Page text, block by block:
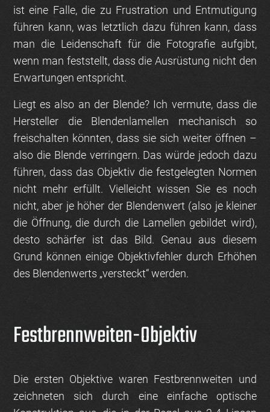
ist eine Falle, die zu Frustration und Entmutigung
führen kann, was letztlich dazu führen kann, dass
man die Leidenschaft für die Fotografie aufgibt,
wenn man feststellt, dass die Ausrüstung nicht den
Erwartungen entspricht.
Liegt es also an der Blende? Ich vermute, dass die
Hersteller die Blendenlamellen mechanisch so
freischalten könnten, dass sie sich weiter öffnen –
also die Blende verringern. Das würde jedoch dazu
führen, dass das Objektiv die festgelegten Normen
nicht mehr erfüllt. Vielleicht wissen Sie es noch
nicht, aber je höher der Blendenwert (also je kleiner
die Öffnung, die durch die Lamellen gebildet wird),
desto schärfer ist das Bild. Genau aus diesem
Grund können einige Objektivfehler durch Erhöhen
des Blendenwerts „versteckt“ werden.
Festbrennweiten-Objektiv
Die ersten Objektive waren Festbrennweiten und
zeichneten sich durch eine einfache optische